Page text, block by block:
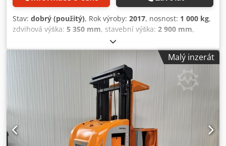
Stav: dobrý (použitý), Rok výroby: 2017, nosnost: 1 000 kg,
zdvihová výška: 5 350 mm, stavební výška: 2 900 mm,
, typ paliva:
model: STILL EK-X 10 Stožár: 2W5350 ID: 25100.3210
Kategorie: Použité Crsdpfozq Uirjx Am Ejf Stožár: 2W
Snížená výška: 2900 mm Výška zdvihu: 5350 mm Nosnost:
1000 kg Výška plošiny: 4750 mm Výška vychystávání: 6350
mm Inicializace: Ano Šířka kabiny: 1200 mm Rok výroby:
2017 Motohodiny: 3324 h Kapacita baterie: 24 V / 560 Ah -
Malý inzerát